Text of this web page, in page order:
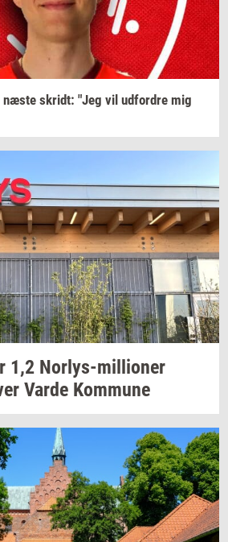
næste skridt: "Jeg vil ud­for­dre mig
1,2 Norlys-​millioner
Varde Kom­mu­ne